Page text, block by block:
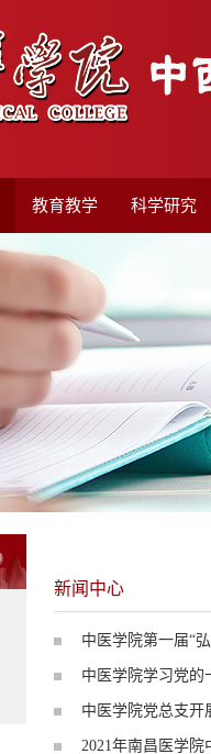
教育教学 科学研究
新闻中心
中医学院第一届“
中医学院学习党的
中医学院党总支开
2021年南昌医学院